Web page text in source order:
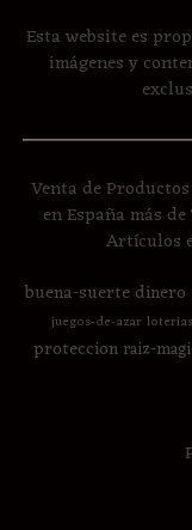
Esta website es
imágenes y
Venta de
en España más
Artículos
buena-suertedinero
juegos-de-azar loterias
proteccion raiz-